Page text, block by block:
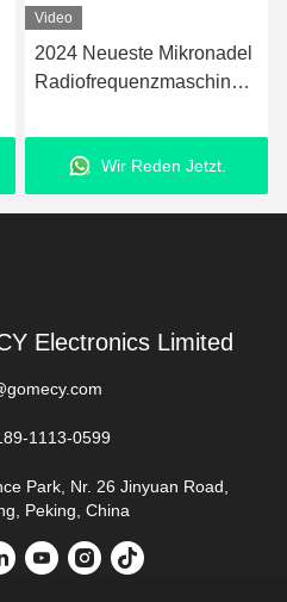
Video
2024 Neueste Mikronadel
Radiofrequenzmaschine
Fraktionsmikronadel Anti-
Aging Maschine China
Factory
Wir Reden Jetzt.
Electronics Limited
1113-0599
Park, Nr. 26 Jinyuan Road,
Peking, China